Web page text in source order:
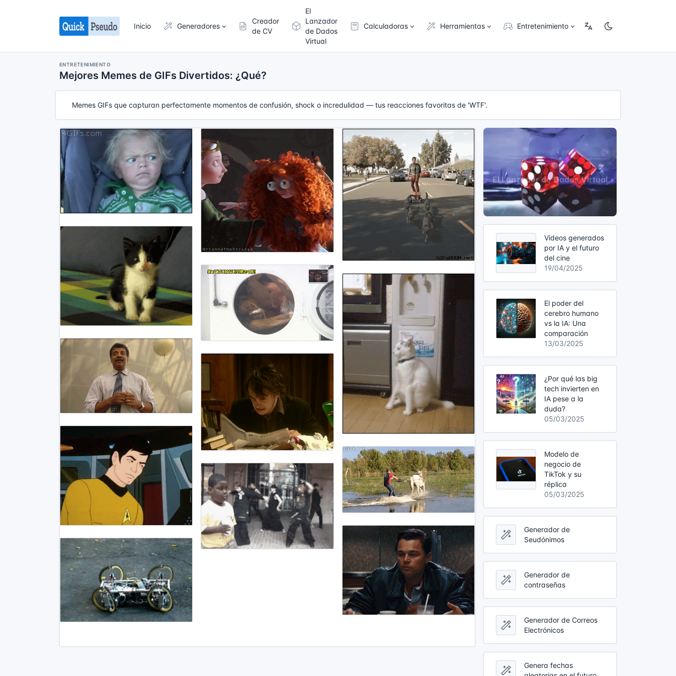
Inicio Generadores
Creador
de CV
El
Lanzador
de Dados
Virtual
Calculadoras Herramientas Entretenimiento
ENTRETENIMIENTO
Mejores Memes de GIFs Divertidos: ¿Qué?
Memes GIFs que capturan perfectamente momentos de confusión, shock o incredulidad — tus reacciones favoritas de 'WTF'.
Videos generados
por IA y el futuro
del cine
19/04/2025
El poder del
cerebro humano
vs la IA: Una
comparación
13/03/2025
¿Por qué las big
tech invierten en
IA pese a la
duda?
05/03/2025
Modelo de
negocio de
TikTok y su
réplica
05/03/2025
Generador de
Seudónimos
Generador de
contraseñas
Generador de Correos
Electrónicos
Genera fechas